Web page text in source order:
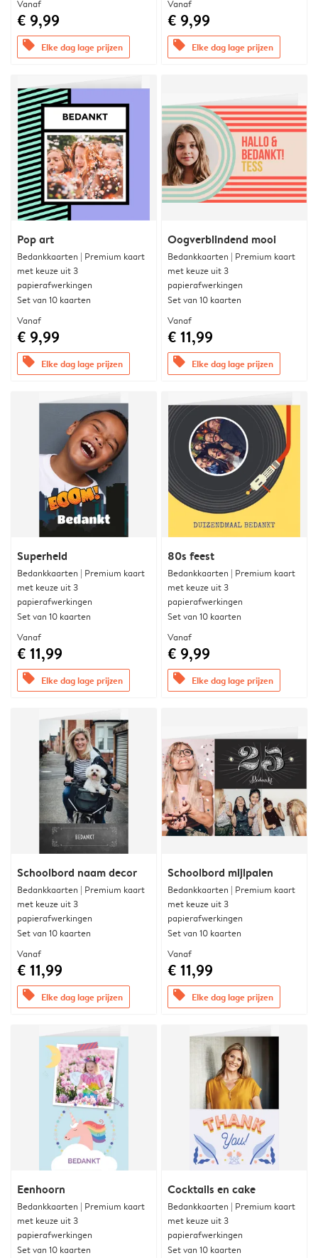
Vanaf
€ 9,99
offers Elke dag lage prijzen
Vanaf
€ 9,99
offers Elke dag lage prijzen
Pop art
Bedankkaarten | Premium kaart
met keuze uit 3
papierafwerkingen
Set van 10 kaarten
Vanaf
€ 9,99
offers Elke dag lage prijzen
Oogverblindend mooi
Bedankkaarten | Premium kaart
met keuze uit 3
papierafwerkingen
Set van 10 kaarten
Vanaf
€ 11,99
offers Elke dag lage prijzen
Superheld
Bedankkaarten | Premium kaart
met keuze uit 3
papierafwerkingen
Set van 10 kaarten
Vanaf
€ 11,99
offers Elke dag lage prijzen
80s feest
Bedankkaarten | Premium kaart
met keuze uit 3
papierafwerkingen
Set van 10 kaarten
Vanaf
€ 9,99
offers Elke dag lage prijzen
Schoolbord naam decor
Bedankkaarten | Premium kaart
met keuze uit 3
papierafwerkingen
Set van 10 kaarten
Vanaf
€ 11,99
offers Elke dag lage prijzen
Schoolbord mijlpalen
Bedankkaarten | Premium kaart
met keuze uit 3
papierafwerkingen
Set van 10 kaarten
Vanaf
€ 11,99
offers Elke dag lage prijzen
Eenhoorn
Bedankkaarten | Premium kaart
met keuze uit 3
papierafwerkingen
Set van 10 kaarten
Cocktails en cake
Bedankkaarten | Premium kaart
met keuze uit 3
papierafwerkingen
Set van 10 kaarten